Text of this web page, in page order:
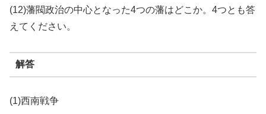
(12)藩閥政治の中心となった4つの藩はどこか。4つとも答
えてください。
解答
(1)西南戦争